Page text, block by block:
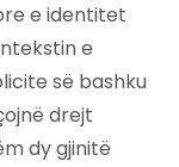
e identitet
e
së bashku
drejt
dy gjinitë